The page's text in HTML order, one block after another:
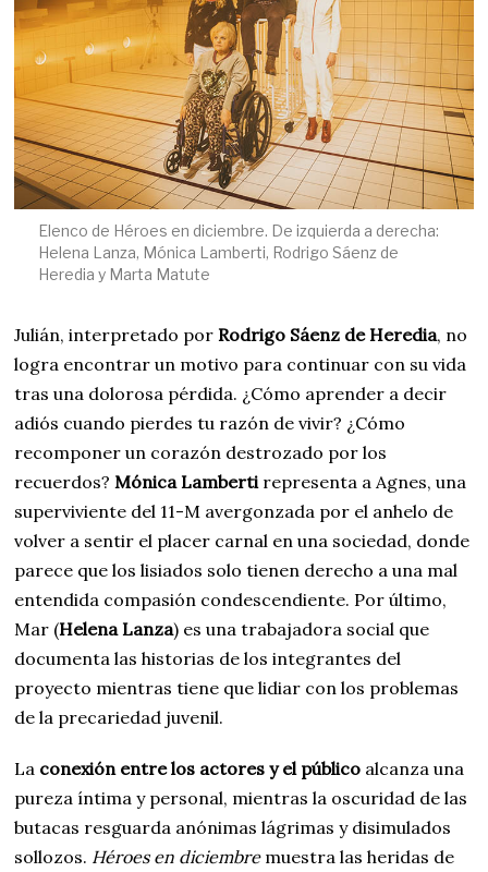
Elenco de Héroes en diciembre. De izquierda a derecha:
Helena Lanza, Mónica Lamberti, Rodrigo Sáenz de
Heredia y Marta Matute
Julián, interpretado porRodrigo Sáenz de Heredia, no
logra encontrar un motivo para continuar con su vida
tras una dolorosa pérdida. ¿Cómo aprender a decir
adiós cuando pierdes tu razón de vivir? ¿Cómo
recomponer un corazón destrozado por los
recuerdos?Mónica Lambertirepresenta a Agnes, una
superviviente del 11-M avergonzada por el anhelo de
volver a sentir el placer carnal en una sociedad, donde
parece que los lisiados solo tienen derecho a una mal
entendida compasión condescendiente. Por último,
Mar (Helena Lanza) es una trabajadora social que
documenta las historias de los integrantes del
proyecto mientras tiene que lidiar con los problemas
de la precariedad juvenil.
La conexión entre los actores y el público alcanza una
pureza íntima y personal, mientras la oscuridad de las
butacas resguarda anónimas lágrimas y disimulados
sollozos. Héroes en diciembre muestra las heridas de